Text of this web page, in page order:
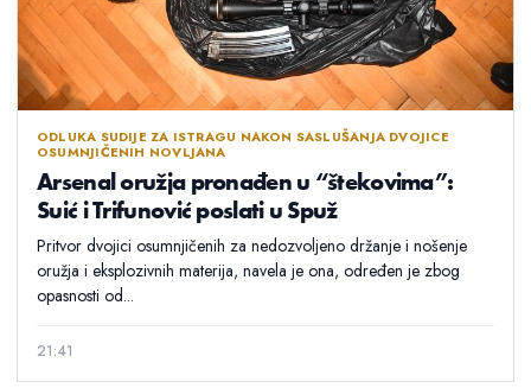
ODLUKA SUDIJE ZA ISTRAGU NAKON SASLUŠANJA DVOJICE
OSUMNJIČENIH NOVLJANA
Arsenal oružja pronađen u “štekovima”:
Suić i Trifunović poslati u Spuž
Pritvor dvojici osumnjičenih za nedozvoljeno držanje i nošenje
oružja i eksplozivnih materija, navela je ona, određen je zbog
opasnosti od...
21:41